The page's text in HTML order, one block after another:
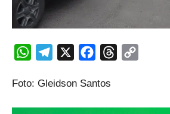
WhatsAppTelegram FacebookThreads
Foto: Gleidson Santos